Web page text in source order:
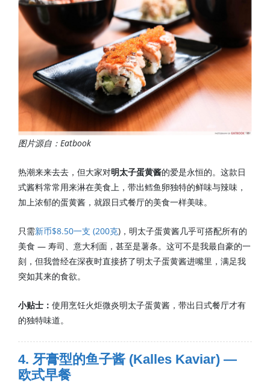
图片源自：Eatbook
热潮来来去去，但大家对明太子蛋黄酱的爱是永恒的。这款日
式酱料常常用来淋在美食上，带出鳕鱼卵独特的鲜味与辣味，
加上浓郁的蛋黄酱，就跟日式餐厅的美食一样美味。
只需新币$8.50一支 (200克)，明太子蛋黄酱几乎可搭配所有的
美食 — 寿司、意大利面，甚至是薯条。这可不是我最自豪的一
刻，但我曾经在深夜时直接挤了明太子蛋黄酱进嘴里，满足我
突如其来的食欲。
小贴士： 使用烹饪火炬微炎明太子蛋黄酱，带出日式餐厅才有
的独特味道。
4. 牙膏型的鱼子酱 (Kalles Kaviar) —
欧式早餐